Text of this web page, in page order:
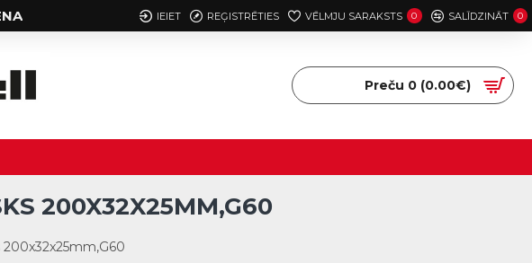
IEIET REĢISTRĒTIES VĒLMJU SARAKSTS 0 SALĪDZINĀT 0
Preču 0 (0.00€)
200x32x25mm,G60
200X32X25MM,G60